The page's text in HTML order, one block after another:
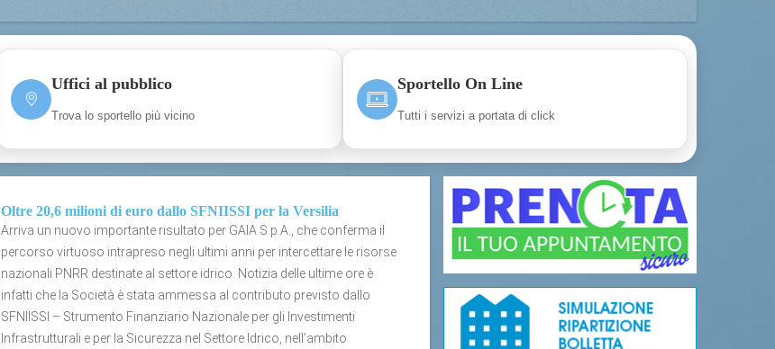
Uffici al pubblico
Trova lo sportello più vicino
Sportello On Line
Tutti i servizi a portata di click
Oltre 20,6 milioni di euro dallo SFNIISSI per la Versilia
Arriva un nuovo importante risultato per GAIA S.p.A., che conferma il
percorso virtuoso intrapreso negli ultimi anni per intercettare le risorse
nazionali PNRR destinate al settore idrico. Notizia delle ultime ore è
infatti che la Società è stata ammessa al contributo previsto dallo
SFNIISSI – Strumento Finanziario Nazionale per gli Investimenti
Infrastrutturali e per la Sicurezza nel Settore Idrico, nell’ambito